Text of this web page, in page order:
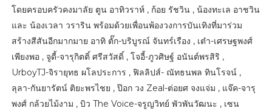
โดยครอบครัวคงมาลัย ตูน อาทิวราห์ , ก้อย รัชวิน , น้องทะเล อาชวิน
และ น้องเวลา วราริน พร้อมด้วยเพื่อนพ้องวงการบันเทิงที่มาร่วม
สร้างสีสันอีกมากมาย อาทิ ตั๊ก-บริบูรณ์ จันทร์เรือง , เต๋า-เศรษฐพงศ์
เพียงพอ , จูดี้-จารุกิตติ์ ศรีสวัสดิ์ , โจอี้-ภูวศิษฐ์ อนันต์พรสิริ ,
UrboyTJ-จิรายุทธ ผโลประการ , ฟิลลิปส์- ณัทธนพล ทินโรจน์ ,
ลุลา-กันยารัตน์ ติยะพรไชย , ป๊อก วง Zeal-ต่อยศ จงแจ่ม , แจ๊ค-จารุ
พงศ์ กล้วยไม้งาม , บิว The Voice-จรูญวิทย์ พัวพันวัฒนะ , เซน